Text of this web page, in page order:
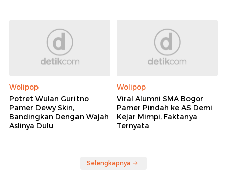
Wolipop
Potret Wulan Guritno
Pamer Dewy Skin,
Bandingkan Dengan Wajah
Aslinya Dulu
Wolipop
Viral Alumni SMA Bogor
Pamer Pindah ke AS Demi
Kejar Mimpi, Faktanya
Ternyata
Selengkapnya